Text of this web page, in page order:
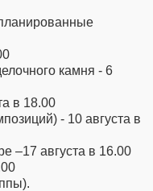
камня - 6
в 18.00
- 10 августа в
–17 августа в 16.00